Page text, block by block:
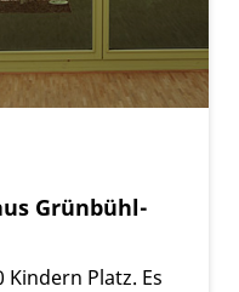
Grünbühl-
Platz. Es